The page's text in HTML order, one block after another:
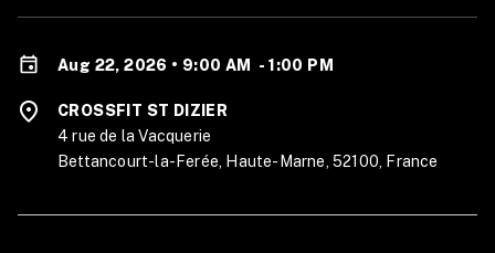
Aug 22, 2026 • 9:00 AM - 1:00 PM
CROSSFIT ST DIZIER
4 rue de la Vacquerie
Bettancourt-la-Ferée, Haute-Marne, 52100, France